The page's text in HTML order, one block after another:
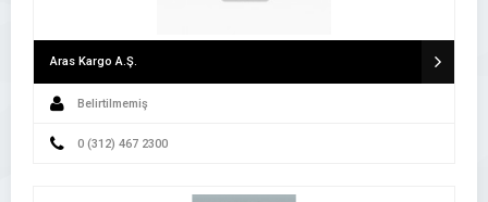
Aras Kargo A.Ş.
Belirtilmemiş
0 (312) 467 2300